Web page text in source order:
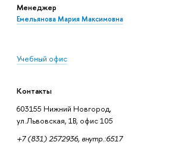
Менеджер
Емельянова Мария Максимовна
Учебный офис
Контакты
603155 Нижний Новгород,
ул.Львовская, 1В, офис 105
+7 (831) 2572936, внутр.:6517